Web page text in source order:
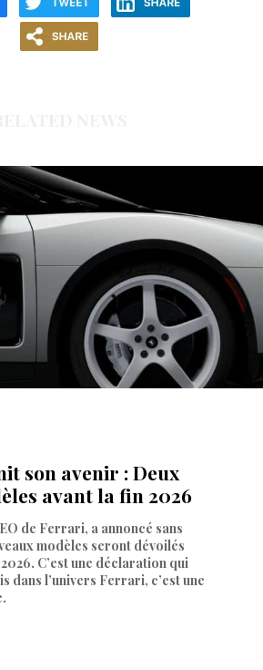
son avenir : Deux
avant la fin 2026
de Ferrari, a annoncé sans
modèles seront dévoilés
C’est une déclaration qui
dans l’univers Ferrari, c’est une